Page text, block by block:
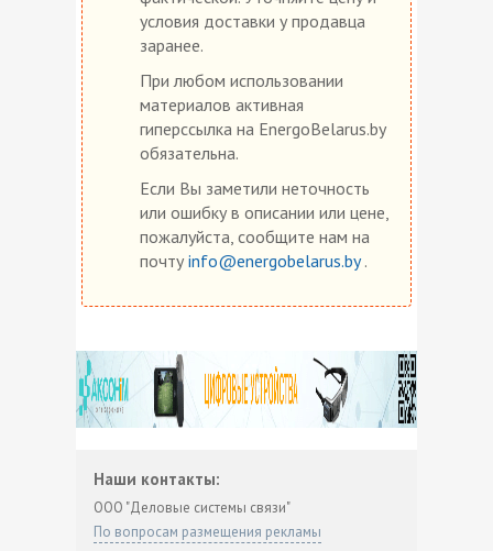
условия доставки у продавца
заранее.
При любом использовании
материалов активная
гиперссылка на EnergoBelarus.by
обязательна.
Если Вы заметили неточность
или ошибку в описании или цене,
пожалуйста, сообщите нам на
почту info@energobelarus.by.
Наши контакты:
ООО "Деловые системы связи"
По вопросам размещения рекламы